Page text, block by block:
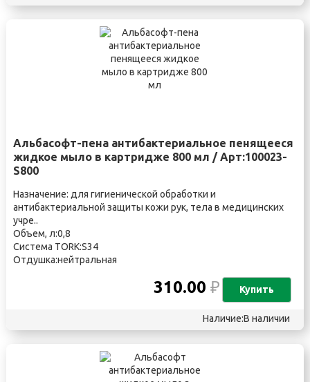
Альбасофт-пена антибактериальное пенящееся
жидкое мыло в картридже 800 мл / Арт:100023-
S800
Назначение: для гигиенической обработки и
антибактериальной защиты кожи рук, тела в медицинских
учре..
Объем, л:0,8
Система TORK:S34
Отдушка:нейтральная
310.00₽ Купить
Наличие:В наличии